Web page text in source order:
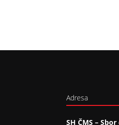
Adresa
SH ČMS –